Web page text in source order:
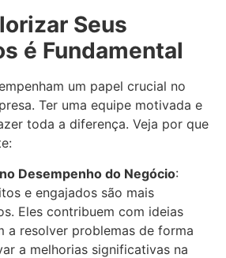
Seus
é Fundamental
um papel crucial no
Ter uma equipe motivada e
toda a diferença. Veja por que
Desempenho do Negócio:
e engajados são mais
Eles contribuem com ideias
a resolver problemas de forma
a melhorias significativas na